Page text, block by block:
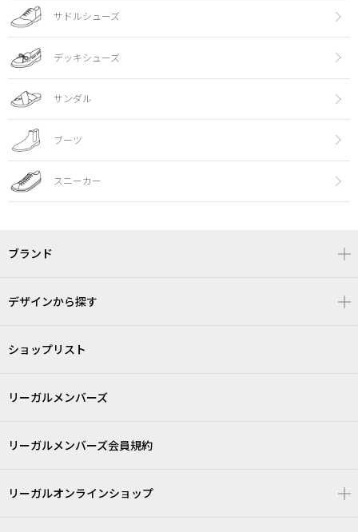
サドルシューズ
デッキシューズ
サンダル
ブーツ
スニーカー
ブランド
デザインから探す
ショップリスト
リーガルメンバーズ
リーガルメンバーズ会員規約
リーガルオンラインショップ